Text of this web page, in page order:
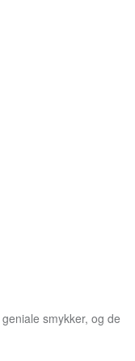
smykker, og de